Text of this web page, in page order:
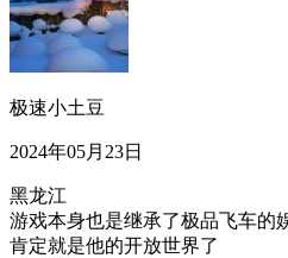
极速小土豆
2024年05月23日
黑龙江
游戏本身也是继承了极品飞车的
肯定就是他的开放世界了